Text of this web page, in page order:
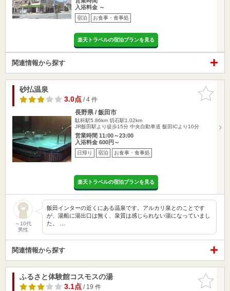
入浴料金 ～
宿泊 お食事・食事処
楽天トラベルの宿泊プランを見る
関連情報から探す
お気に入
りに追加
砂払温泉
3.0点/ 4 件
長野県 / 飯田市
駄科駅5.86km 切石駅1.02km
JR飯田駅より徒歩15分 中央自動車道 飯田ICより10分
営業時間 11:00～23:00
入浴料金 600円～
日帰り 宿泊 お食事・食事処
楽天トラベルの宿泊プランを見る
～10代
男性
飯田インターの近くにある温泉です。アルカリ泉とのことです
が、湯船に湯出口は無く、泉質は感じられない湯になっていまし
た。 …
関連情報から探す
お気に入
りに追加
ふるさと体験館コスモスの湯
3.1点/ 19 件